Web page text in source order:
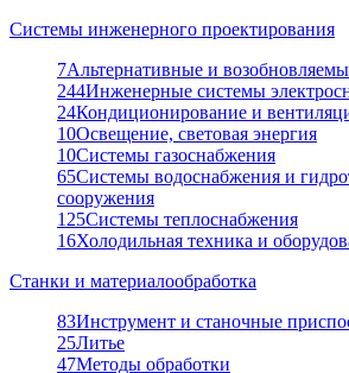
Системы инженерного проектирования
7Альтернативные и
244Инженерные системы
24Кондиционирование и
10Освещение, световая энергия
10Системы газоснабжения
65Системы водоснабжения и
сооружения
125Системы теплоснабжения
16Холодильная техника и
Станки и материалообработка
83Инструмент и станочные
25Литье
47Методы обработки